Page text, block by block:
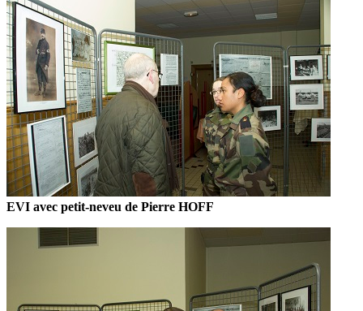
EVI avec petit-neveu de Pierre HOFF